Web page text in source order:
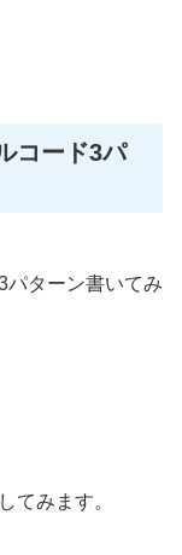
コード3パ
パターン書いてみ
てみます。